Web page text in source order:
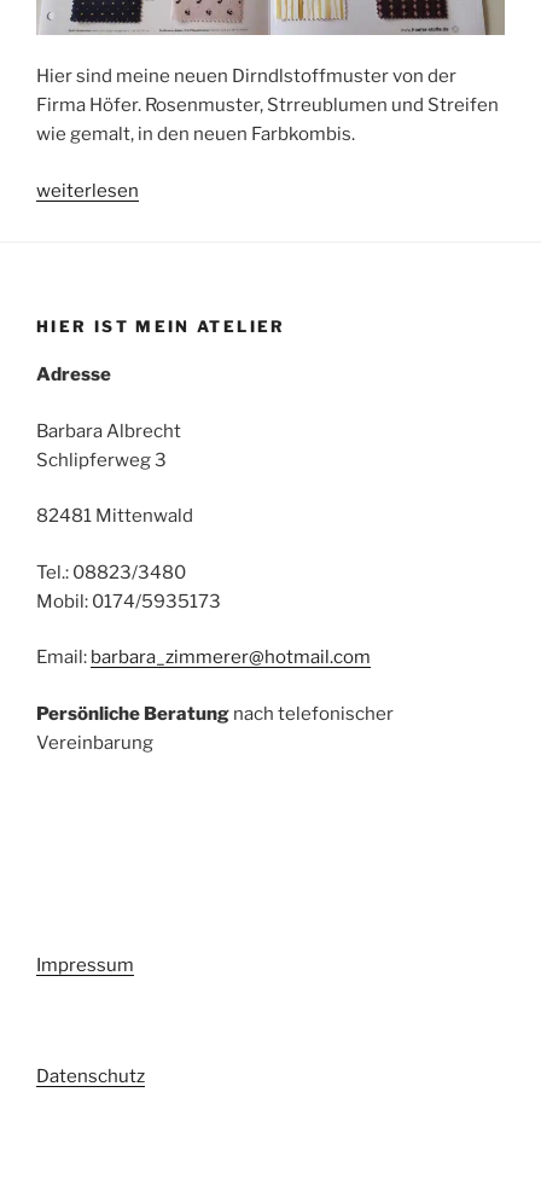
Hier sind meine neuen Dirndlstoffmuster von der
Firma Höfer. Rosenmuster, Strreublumen und Streifen
wie gemalt, in den neuen Farbkombis.
„Neue
weiterlesen
HIER IST MEIN ATELIER
Adresse
Barbara Albrecht
Schlipferweg 3
82481 Mittenwald
Tel.: 08823/3480
Mobil: 0174/5935173
Email: barbara_zimmerer@hotmail.com
Persönliche Beratung nach telefonischer
Vereinbarung
Impressum
Datenschutz